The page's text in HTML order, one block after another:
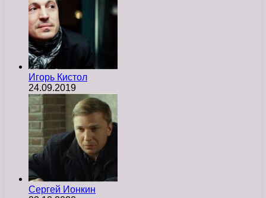
Игорь Кистол
24.09.2019
Сергей Ионкин